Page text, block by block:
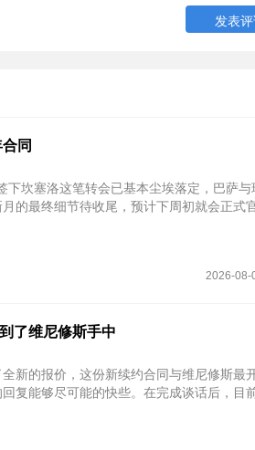
同
坎塞洛这笔转会已基本尘埃落定，巴萨与
的最终细节待收尾，预计‌下周初就会正式官
2026-08-
了维尼修斯手中
新的报价，这份新续约合同与维尼修斯最
复能够尽可能的快些。在完成谈话后，目